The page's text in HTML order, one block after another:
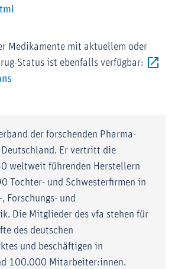
Medikamente mit aktuellem oder
Status ist ebenfalls verfügbar:
der forschenden Pharma-
Er vertritt die
weltweit führenden Herstellern
Tochter- und Schwesterfirmen in
Forschungs- und
Die Mitglieder des vfa stehen für
des deutschen
und beschäftigen in
100.000 Mitarbeiter:innen.